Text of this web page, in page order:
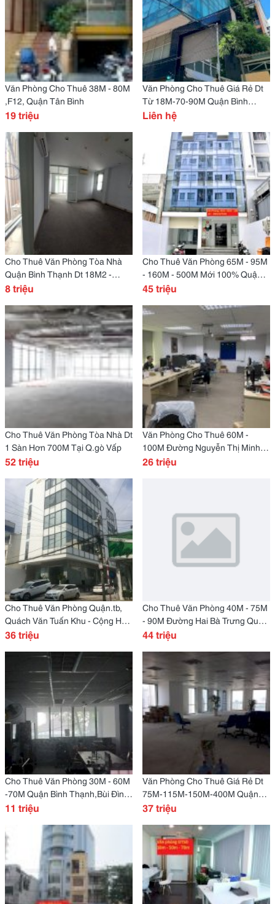
Văn Phòng Cho Thuê 38M - 80M
,F12, Quận Tân Bình
19 triệu
Văn Phòng Cho Thuê Giá Rẻ Dt
Từ 18M-70-90M Quận Bình
Thạnh.
Liên hệ
Cho Thuê Văn Phòng Tòa Nhà
Quận Bình Thạnh Dt 18M2 -
50M2 - 70M2 - 130M2
8 triệu
Cho Thuê Văn Phòng 65M - 95M
- 160M - 500M Mới 100% Quận
Bình Thạnh,
45 triệu
Cho Thuê Văn Phòng Tòa Nhà Dt
1 Sàn Hơn 700M Tại Q.gò Vấp
52 triệu
Văn Phòng Cho Thuê 60M -
100M Đường Nguyễn Thị Minh
Khai Quận 3
26 triệu
Cho Thuê Văn Phòng Quận.tb,
Quách Văn Tuấn Khu - Cộng Hòa
90M - 110M - 250M.
36 triệu
Cho Thuê Văn Phòng 40M - 75M
- 90M Đường Hai Bà Trưng Quận
1.
44 triệu
Cho Thuê Văn Phòng 30M - 60M
-70M Quận Bình Thạnh,Bùi Đình
Túy
11 triệu
Văn Phòng Cho Thuê Giá Rẻ Dt
75M-115M-150M-400M Quận
Tân Bình,Hoàng Văn Thụ
37 triệu